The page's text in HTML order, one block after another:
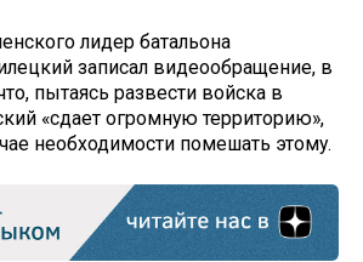
лидер батальона
записал видеообращение, в
пытаясь развести войска в
«сдает огромную территорию»,
необходимости помешать этому.